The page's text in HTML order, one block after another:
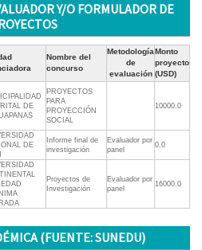
Y/O FORMULADOR DE
Nombre del
concurso
Metodología
de
evaluación
Monto
proyecto
(USD)
DE
PROYECTOS
PARA
PROYECCIÓN
SOCIAL
10000.0
DE
Informe final de
investigación
Evaluador por
panel
0.0
Proyectos de
Investigación
Evaluador por
panel
16000.0
(FUENTE: SUNEDU)